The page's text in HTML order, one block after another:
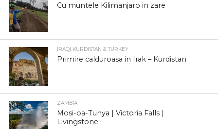
Cu muntele Kilimanjaro in zare
IRAQI KURDISTAN & TURKEY
Primire calduroasa in Irak – Kurdistan
ZAMBIA
Mosi-oa-Tunya | Victoria Falls |
Livingstone